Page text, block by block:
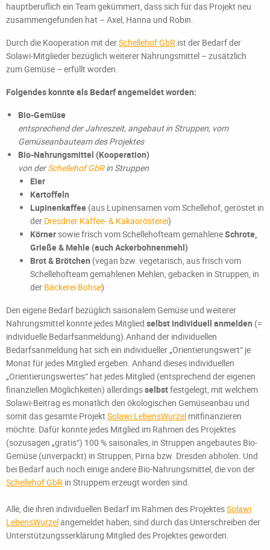
hauptberuflich ein Team gekümmert, dass sich für das Projekt neu
zusammengefunden hat – Axel, Hanna und Robin.
Durch die Kooperation mit derSchellehof GbR ist der Bedarf der
Solawi-Mitglieder bezüglich weiterer Nahrungsmittel – zusätzlich
zum Gemüse – erfüllt worden.
Folgendes konnte als Bedarf angemeldet worden:
Bio-Gemüse
entsprechend der Jahreszeit, angebaut in Struppen, vom
Gemüseanbauteam des Projektes
Bio-Nahrungsmittel (Kooperation)
von derSchellehof GbRin Struppen
Eier
Kartoffeln
Lupinenkaffee (aus Lupinensamen vom Schellehof, geröstet in
der Dresdner Kaffee- & Kakaorösterei)
Körnersowie frisch vom Schellehofteam gemahleneSchrote,
Grieße & Mehle (auch Ackerbohnenmehl)
Brot & Brötchen (vegan bzw. vegetarisch, aus frisch vom
Schellehofteam gemahlenen Mehlen, gebacken in Struppen, in
der Bäckerei Bohse)
Den eigene Bedarf bezüglich saisonalem Gemüse und weiterer
Nahrungsmittel konnte jedes Mitglied selbst individuell anmelden (=
individuelle Bedarfsanmeldung).Anhand der individuellen
Bedarfsanmeldung hat sich ein individueller „Orientierungswert“ je
Monat für jedes Mitglied ergeben. Anhand dieses individuellen
„Orientierungswertes“ hat jedes Mitglied (entsprechend der eigenen
finanziellen Möglichkeiten) allerdingsselbstfestgelegt, mit welchem
Solawi-Beitrag es monatlich den ökologischen Gemüseanbau und
somit das gesamte Projekt Solawi LebensWurzel mitfinanzieren
möchte. Dafür konnte jedes Mitglied im Rahmen des Projektes
(sozusagen „gratis“) 100 % saisonales, in Struppen angebautes Bio-
Gemüse (unverpackt) in Struppen, Pirna bzw. Dresden abholen. Und
bei Bedarf auch noch einige andere Bio-Nahrungsmittel, die von der
Schellehof GbR in Struppem erzeugt worden sind.
Alle, die ihren individuellen Bedarf im Rahmen des ProjektesSolawi
LebensWurzelangemeldet haben, sind durch das Unterschreiben der
Unterstützungsserklärung Mitglied des Projektes geworden.